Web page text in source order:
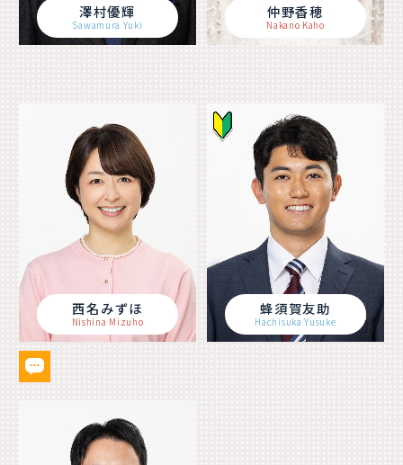
澤村優輝
Sawamura Yuki
仲野香穂
Nakano Kaho
西名みずほ
Nishina Mizuho
蜂須賀友助
Hachisuka Yusuke